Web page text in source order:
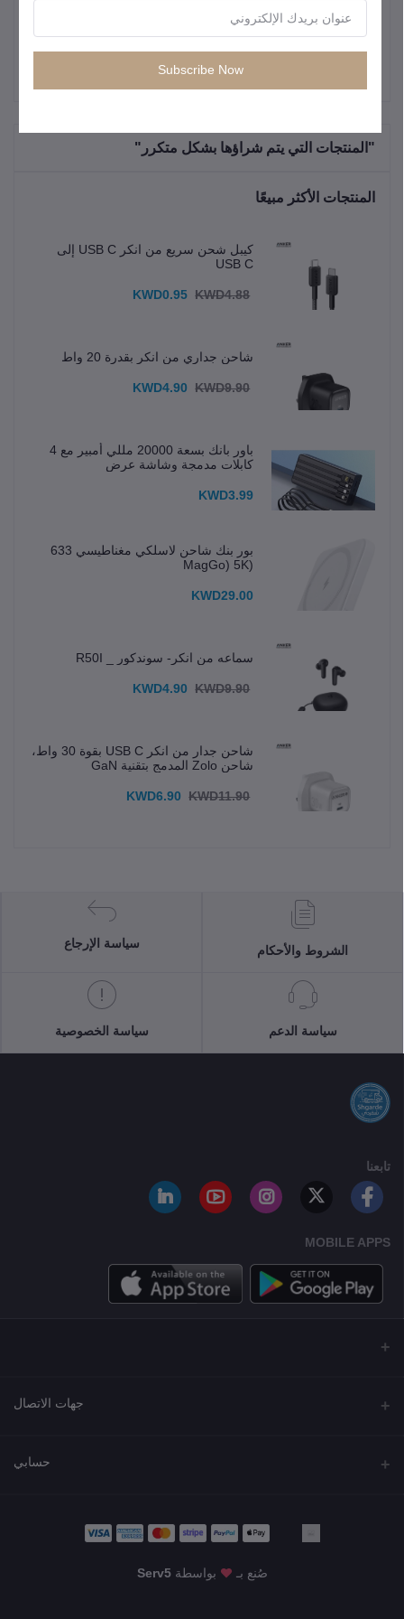
"المنتجات التي يتم شراؤها بشكل متكرر"
المنتجات الأكثر مبيعًا
كيبل شحن سريع من انكر USB C إلى
USB C
KWD0.95 KWD4.88
شاحن جداري من انكر بقدرة 20 واط
KWD4.90 KWD9.90
باور بانك بسعة 20000 مللي أمبير مع 4
كابلات مدمجة وشاشة عرض
KWD3.99
بور بنك شاحن لاسلكي مغناطيسي 633
(MagGo) 5K
KWD29.00
سماعه من انكر- سوندكور _ R50I
KWD4.90 KWD9.90
شاحن جدار من انكر USB C بقوة 30 واط،
شاحن Zolo المدمج بتقنية GaN
KWD6.90 KWD11.90
الشروط والأحكام
سياسة الإرجاع
سياسة الدعم سياسة الخصوصية
تابعنا
MOBILE APPS
جهات الاتصال
حسابي
صُنع بـ بواسطة Serv5
Subscribe Now